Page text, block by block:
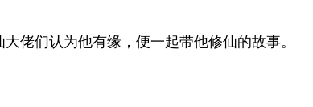
佬们认为他有缘，便一起带他修仙的故事。